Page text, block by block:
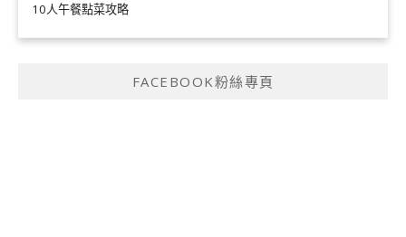
10人午餐點菜攻略
FACEBOOK粉絲專頁